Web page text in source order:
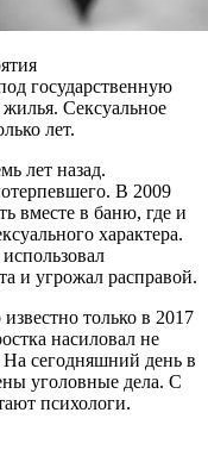
государственную
Сексуальное
лет.
лет назад.
В 2009
вместе в баню, где и
характера.
и угрожал расправой.
только в 2017
насиловал не
На сегодняшний день в
уголовные дела. С
психологи.